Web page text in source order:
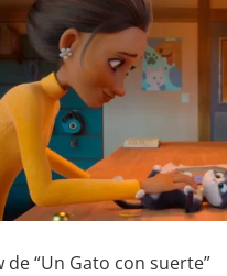
de “Un Gato con suerte”